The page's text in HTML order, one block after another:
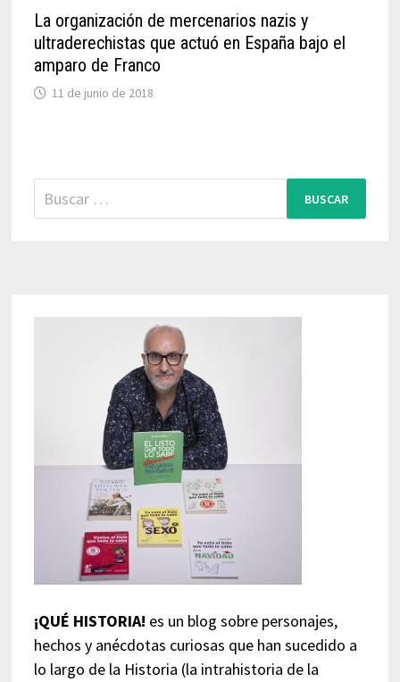
La organización de mercenarios nazis y
ultraderechistas que actuó en España bajo el
amparo de Franco
11 de junio de 2018
Buscar:
¡QUÉ HISTORIA! es un blog sobre personajes,
hechos y anécdotas curiosas que han sucedido a
lo largo de la Historia (la intrahistoria de la